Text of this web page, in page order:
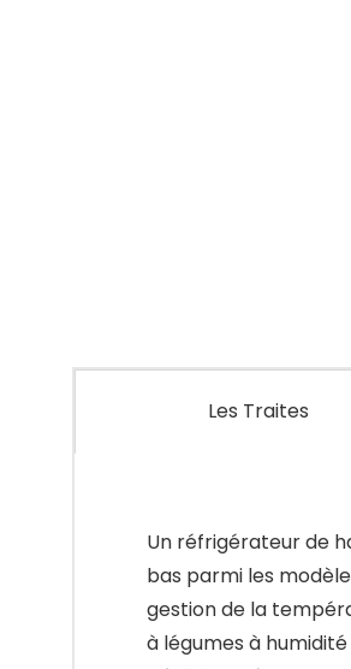
Les Traites
Un réfrigérateur de
bas parmi les
gestion de la
à légumes à